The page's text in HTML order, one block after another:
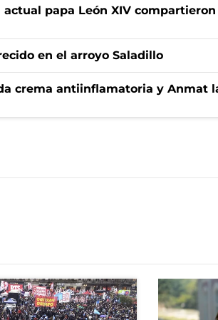
papa León XIV compartieron
en el arroyo Saladillo
crema antiinflamatoria y Anmat